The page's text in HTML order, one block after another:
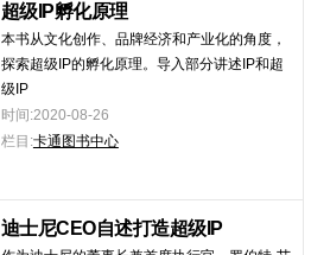
超级IP孵化原理
本书从文化创作、品牌经济和产业化的角度，
探索超级IP的孵化原理。导入部分讲述IP和超
级IP
时间:2020-08-26
栏目:卡通图书中心
迪士尼CEO自述打造超级IP